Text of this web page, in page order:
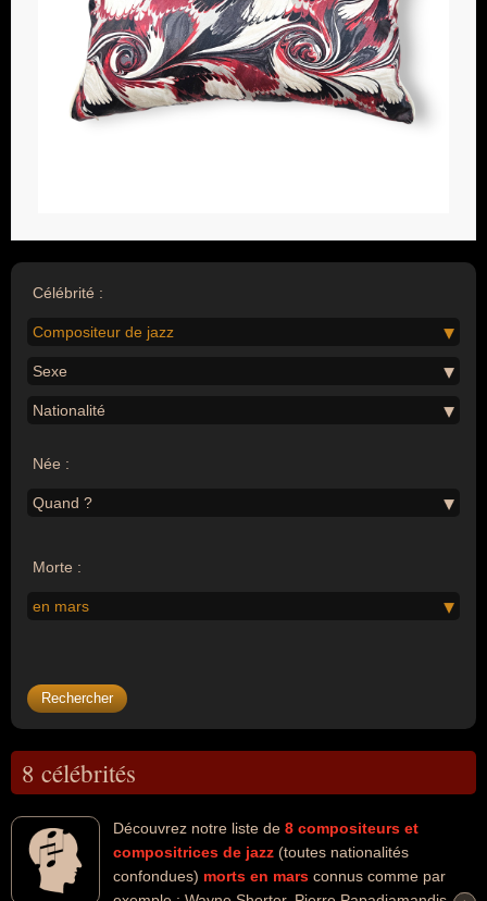
Célébrité :
Compositeur de jazz
Sexe
Nationalité
Née :
Quand ?
Morte :
en mars
8 célébrités
Découvrez notre liste de 8 compositeurs et
compositrices de jazz (toutes nationalités
confondues) morts en mars connus comme par